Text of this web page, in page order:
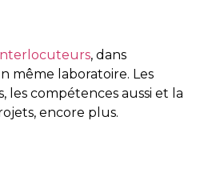
, dans
même laboratoire. Les
les compétences aussi et la
encore plus.